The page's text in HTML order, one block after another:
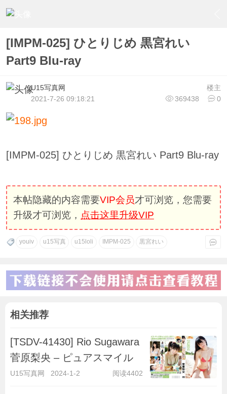
[IMPM-025] ひとりじめ 黒宮れい
Part9 Blu-ray
楼主
U15写真网
369438
0
2021-7-26 09:18:21
[IMPM-025] ひとりじめ 黒宮れい Part9 Blu-ray
本帖隐藏的内容需要VIP会员才可浏览，您需要
升级才可浏览， 点击这里升级VIP
youiv u15写真 u15loli IMPM-025 黒宮れい
相关推荐
[TSDV-41430] Rio Sugawara
菅原梨央 – ピュアスマイル
U15写真网 2024-1-2 阅读4402